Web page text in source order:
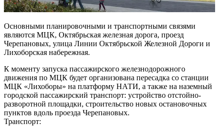
Основными планировочными и транспортными связями
являются МЦК, Октябрьская железная дорога, проезд
Черепановых, улица Линии Октябрьской Железной Дороги и
Лихоборская набережная.
К моменту запуска пассажирского железнодорожного
движения по МЦК будет организована пересадка со станции
МЦК «Лихоборы» на платформу НАТИ, а также на наземный
городской пассажирский транспорт: устройство отстойно-
разворотной площадки, строительство новых остановочных
пунктов вдоль проезда Черепановых.
Транспорт: